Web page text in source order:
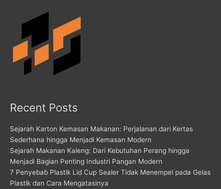
Recent Posts
Sejarah Karton Kemasan Makanan: Perjalanan dari Kertas
Sederhana hingga Menjadi Kemasan Modern
Sejarah Makanan Kaleng: Dari Kebutuhan Perang hingga
Menjadi Bagian Penting Industri Pangan Modern
7 Penyebab Plastik Lid Cup Sealer Tidak Menempel pada Gelas
Plastik dan Cara Mengatasinya